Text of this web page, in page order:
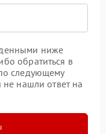
ниже
обратиться в
следующему
не нашли ответ на